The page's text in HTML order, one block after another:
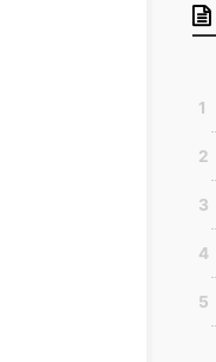
1
2
3
4
5